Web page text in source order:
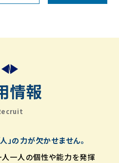
情報
」の力が欠かせません。
一人の個性や能力を発揮